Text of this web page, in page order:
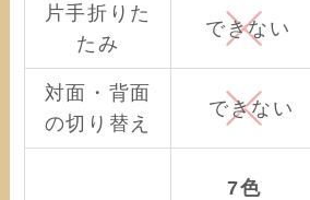
片手折りた
たみ
できない
対面・背面
の切り替え
できない
7色